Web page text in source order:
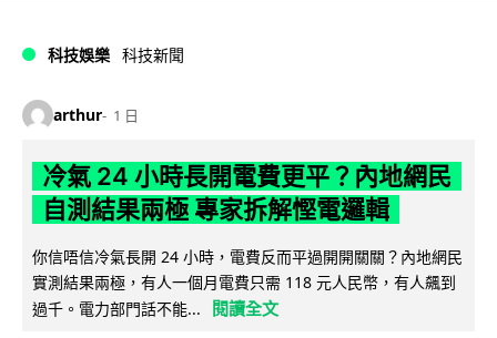
科技娛樂 科技新聞
arthur 1 日
冷氣 24 小時長開電費更平？內地網民
自測結果兩極 專家拆解慳電邏輯
你信唔信冷氣長開 24 小時，電費反而平過開開關關？內地網民
實測結果兩極，有人一個月電費只需 118 元人民幣，有人飆到
過千。電力部門話不能...
閱讀全文